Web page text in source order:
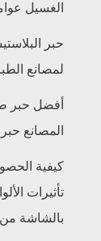
الغسيل
حبر
لمصانع
أفضل حبر
المصانع
كيفية
تأثيرات
بالشاشة